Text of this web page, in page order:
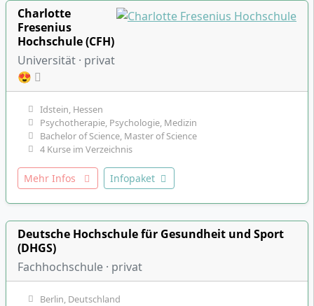
Charlotte
Fresenius
Hochschule (CFH)
Universität · privat
😍
Idstein, Hessen
Psychotherapie, Psychologie, Medizin
Bachelor of Science, Master of Science
4 Kurse im Verzeichnis
Mehr Infos Infopaket
Deutsche Hochschule für Gesundheit und Sport
(DHGS)
Fachhochschule · privat
Berlin, Deutschland